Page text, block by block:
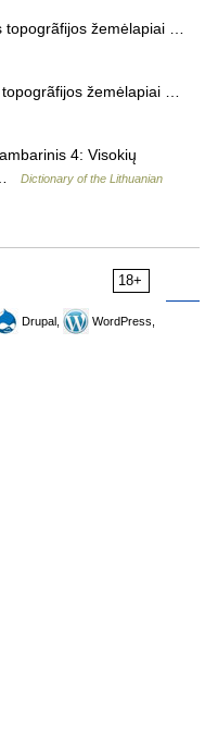
topogrãfijos žemėlapiai …
žemėlapiai …
4: Visokių
…
Dictionary of the Lithuanian
18+
Drupal,
WordPress,